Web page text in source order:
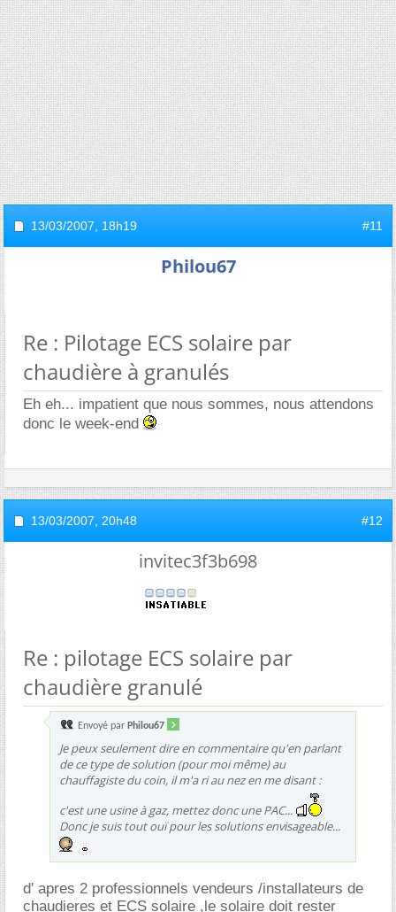
13/03/2007, 18h19 #11
Philou67
Re : Pilotage ECS solaire par
chaudière à granulés
Eh eh... impatient que nous sommes, nous attendons
donc le week-end
13/03/2007, 20h48 #12
invitec3f3b698
Re : pilotage ECS solaire par
chaudière granulé
Envoyé par Philou67
Je peux seulement dire en commentaire qu'en parlant
de ce type de solution (pour moi même) au
chauffagiste du coin, il m'a ri au nez en me disant :
c'est une usine à gaz, mettez donc une PAC...
Donc je suis tout ouï pour les solutions envisageable...
d' apres 2 professionnels vendeurs /installateurs de
chaudieres et ECS solaire ,le solaire doit rester